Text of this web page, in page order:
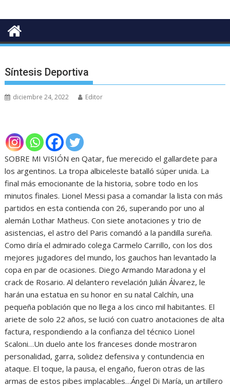
Síntesis Deportiva
diciembre 24, 2022 Editor
SOBRE MI VISIÓN en Qatar, fue merecido el gallardete para
los argentinos. La tropa albiceleste batalló súper unida. La
final más emocionante de la historia, sobre todo en los
minutos finales. Lionel Messi pasa a comandar la lista con más
partidos en esta contienda con 26, superando por uno al
alemán Lothar Matheus. Con siete anotaciones y trio de
asistencias, el astro del Paris comandó a la pandilla sureña.
Como diría el admirado colega Carmelo Carrillo, con los dos
mejores jugadores del mundo, los gauchos han levantado la
copa en par de ocasiones. Diego Armando Maradona y el
crack de Rosario. Al delantero revelación Julián Álvarez, le
harán una estatua en su honor en su natal Calchín, una
pequeña población que no llega a los cinco mil habitantes. El
ariete de solo 22 años, se lució con cuatro anotaciones de alta
factura, respondiendo a la confianza del técnico Lionel
Scaloni…Un duelo ante los franceses donde mostraron
personalidad, garra, solidez defensiva y contundencia en
ataque. El toque, la pausa, el engaño, fueron otras de las
armas de estos pibes implacables…Ángel Di María, un artillero